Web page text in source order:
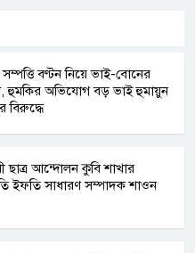
বণ্টন নিয়ে ভাই-বোনের
হুমকির অভিযোগ বড় ভাই হুমায়ুন
বিরুদ্ধে
ছাত্র আন্দোলন কুবি শাখার
ইফতি সাধারণ সম্পাদক শাওন